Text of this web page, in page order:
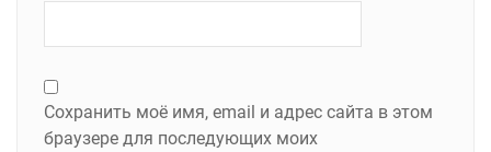
Сохранить моё имя, email и адрес сайта в этом
браузере для последующих моих